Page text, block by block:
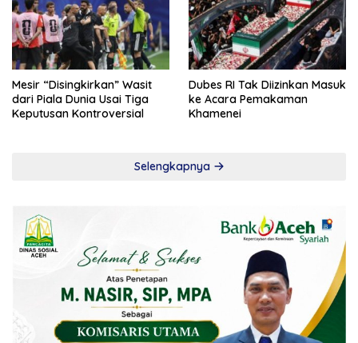
Mesir “Disingkirkan” Wasit
dari Piala Dunia Usai Tiga
Keputusan Kontroversial
Dubes RI Tak Diizinkan Masuk
ke Acara Pemakaman
Khamenei
Selengkapnya